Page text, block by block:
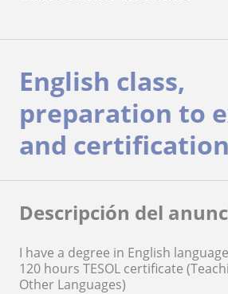
English class,
preparation to
and
Descripción del
I have a degree in English language
120 hours TESOL certificate
Other Languages)